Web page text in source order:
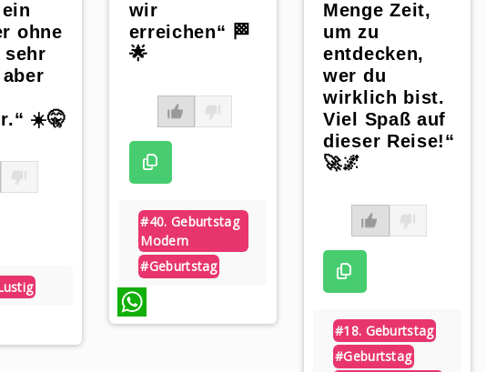
ohne
sehr
☀️🤫
wir
erreichen“ 🏁
🌟
#40. Geburtstag
Modern
#geburtstag
Menge Zeit,
um zu
entdecken,
wer du
wirklich bist.
Viel Spaß auf
dieser Reise!“
🚀🌌
#18. Geburtstag
#geburtstag